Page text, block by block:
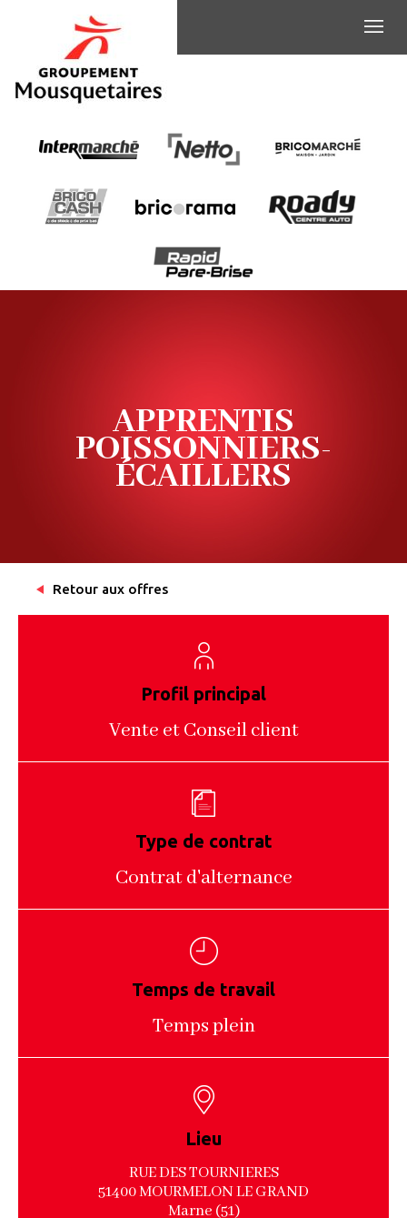
APPRENTIS
POISSONNIERS-
ÉCAILLERS
APPRENTIS
POISSONNIERS-
ÉCAILLERS
Retour aux offres
Profil principal
Vente et Conseil client
Type de contrat
Contrat d'alternance
Temps de travail
Temps plein
Lieu
RUE DES TOURNIERES
51400 MOURMELON LE GRAND
Marne (51)